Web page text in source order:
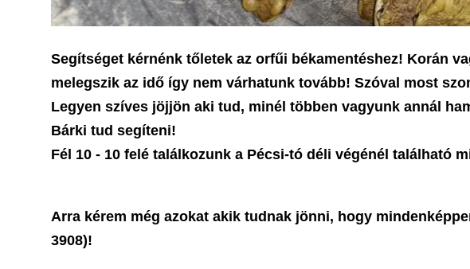
Segítséget kérnénk tőletek az orfűi békamentéshez! Korán
melegszik az idő így nem várhatunk tovább! Szóval most
Legyen szíves jöjjön aki tud, minél többen vagyunk annál
Bárki tud segíteni!
Fél 10 - 10 felé találkozunk a Pécsi-tó déli végénél található
Arra kérem még azokat akik tudnak jönni, hogy
3908)!